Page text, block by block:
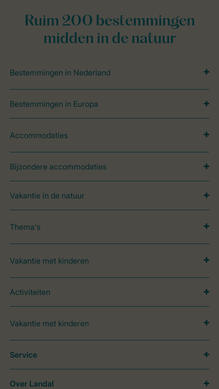
Ruim 200 bestemmingen
midden in de natuur
Bestemmingen in Nederland
Bestemmingen in Europa
Accommodaties
Bijzondere accommodaties
Vakantie in de natuur
Thema's
Vakantie met kinderen
Activiteiten
Vakantie met kinderen
Service
Over Landal